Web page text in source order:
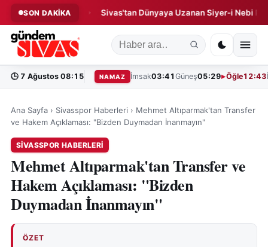
SON DAKİKA
◆ Sivas'tan Dünyaya Uzanan Siyer-i Nebi Projesi!
🕒 7 Ağustos 08:15 NAMAZ İmsak03:41 Güneş05:29 Öğle12:43
Ana Sayfa › Sivasspor Haberleri › Mehmet Altıparmak'tan Transfer
ve Hakem Açıklaması: "Bizden Duymadan İnanmayın"
SIVASSPOR HABERLERI
Mehmet Altıparmak'tan Transfer ve
Hakem Açıklaması: "Bizden
Duymadan İnanmayın"
ÖZET